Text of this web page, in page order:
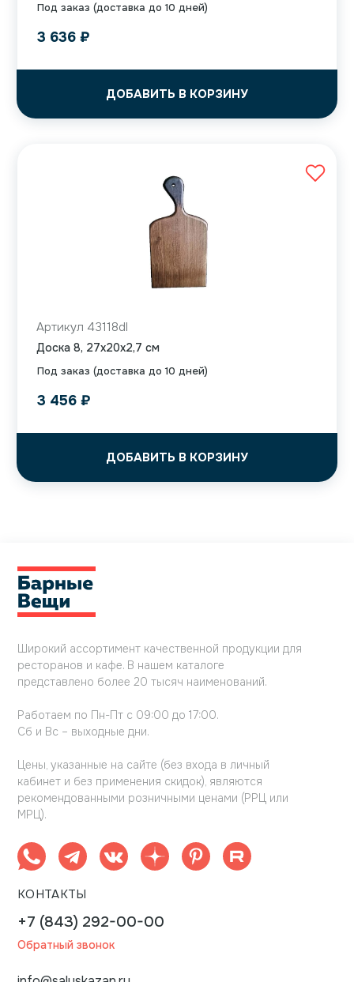
Под заказ (доставка до 10 дней)
3 636 ₽
ДОБАВИТЬ В КОРЗИНУ
Под заказ (доставка до 10 дней)
Артикул 43118dl
Доска 8, 27x20x2,7 см
3 456 ₽
ДОБАВИТЬ В КОРЗИНУ
Широкий ассортимент качественной продукции для
ресторанов и кафе. В нашем каталоге
представлено более 20 тысяч наименований.
Работаем по Пн-Пт с 09:00 до 17:00.
Сб и Вс – выходные дни.
Цены, указанные на сайте (без входа в личный
кабинет и без применения скидок), являются
рекомендованными розничными ценами (РРЦ или
МРЦ).
КОНТАКТЫ
+7 (843) 292-00-00
Обратный звонок